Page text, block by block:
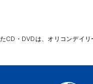
CD・DVDは、オリコンデイ